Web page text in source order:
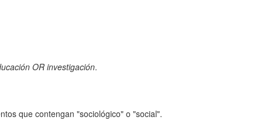
OR investigación.
que contengan "sociológico" o "social".